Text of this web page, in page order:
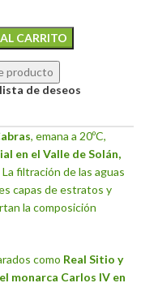
CARRITO
producto
de deseos
, emana a 20ºC,
en el Valle de Solán,
La filtración de las aguas
capas de estratos y
la composición
como Real Sitio y
monarca Carlos IV en